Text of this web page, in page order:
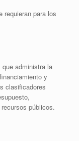
requieran para los
administra la
y
clasificadores
públicos.